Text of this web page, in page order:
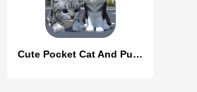
Cute Pocket Cat And Puppy 3D